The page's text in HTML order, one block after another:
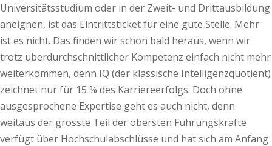
Universitätsstudium oder in der Zweit- und Drittausbildung
aneignen, ist das Eintrittsticket für eine gute Stelle. Mehr
ist es nicht. Das finden wir schon bald heraus, wenn wir
trotz überdurchschnittlicher Kompetenz einfach nicht mehr
weiterkommen, denn IQ (der klassische Intelligenzquotient)
zeichnet nur für 15 % des Karriereerfolgs. Doch ohne
ausgesprochene Expertise geht es auch nicht, denn
weitaus der grösste Teil der obersten Führungskräfte
verfügt über Hochschulabschlüsse und hat sich am Anfang